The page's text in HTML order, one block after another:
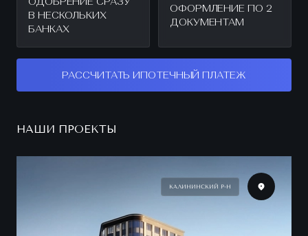
В НЕСКОЛЬКИХ
БАНКАХ
ОФОРМЛЕНИЕ ПО 2
ДОКУМЕНТАМ
РАССЧИТАТЬ ИПОТЕЧНЫЙ ПЛАТЕЖ
НАШИ ПРОЕКТЫ
КАЛИНИНСКИЙ Р-Н